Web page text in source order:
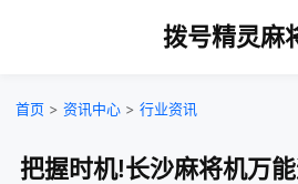
拨号精灵麻
首页 > 资讯中心 > 行业资讯
把握时机!长沙麻将机万